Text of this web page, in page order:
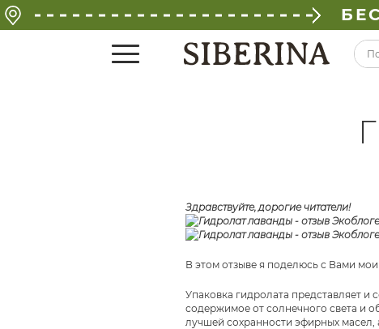
Здравствуйте, дорогие читатели!
В этом отзыве я поделюсь с Вами
Упаковка гидролата представляет
содержимое от солнечного света и
лучшей сохранности эфирных масел,